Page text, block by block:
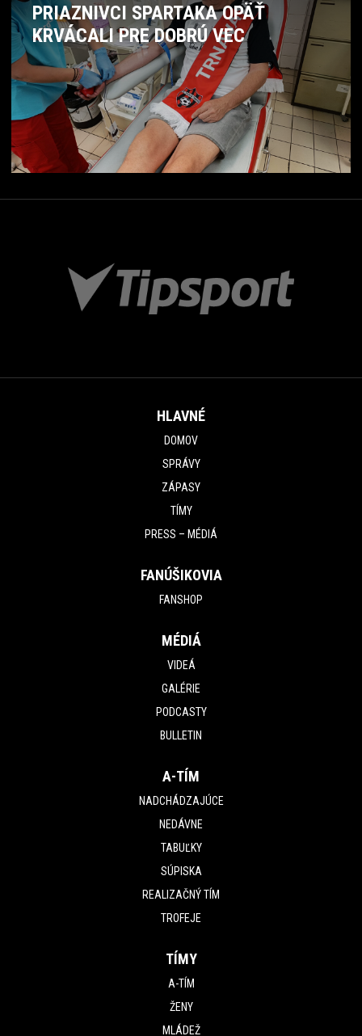
PRIAZNIVCI SPARTAKA OPÄŤ
KRVÁCALI PRE DOBRÚ VEC
HLAVNÉ
DOMOV
SPRÁVY
ZÁPASY
TÍMY
PRESS – MÉDIÁ
FANÚŠIKOVIA
FANSHOP
MÉDIÁ
VIDEÁ
GALÉRIE
PODCASTY
BULLETIN
A-TÍM
NADCHÁDZAJÚCE
NEDÁVNE
TABUĽKY
SÚPISKA
REALIZAČNÝ TÍM
TROFEJE
TÍMY
A-TÍM
ŽENY
MLÁDEŽ